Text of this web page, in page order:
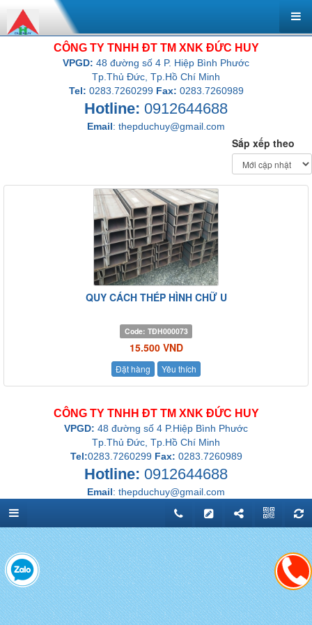
CÔNG TY TNHH ĐT TM XNK ĐỨC HUY
VPGD: 48 đường số 4 P. Hiệp Bình Phước
Tp.Thủ Đức, Tp.Hồ Chí Minh
Tel: 0283.7260299 Fax: 0283.7260989
Hotline: 0912644688
Email: thepduchuy@gmail.com
Sắp xếp theo
QUY CÁCH THÉP HÌNH CHỮ U
Code: TĐH000073
15.500 VND
Đặt hàng Yêu thích
CÔNG TY TNHH ĐT TM XNK ĐỨC HUY
VPGD: 48 đường số 4 P.Hiệp Bình Phước
Tp.Thủ Đức, Tp.Hồ Chí Minh
Tel:0283.7260299 Fax: 0283.7260989
Hotline: 0912644688
Email: thepduchuy@gmail.com